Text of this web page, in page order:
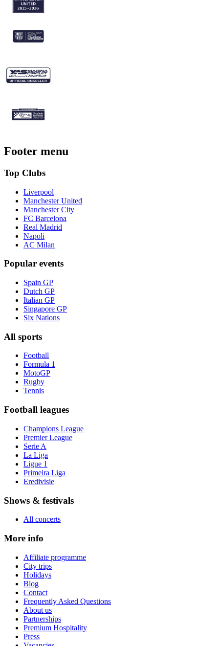
Footer menu
Top Clubs
Liverpool
Manchester United
Manchester City
FC Barcelona
Real Madrid
Napoli
AC Milan
Popular events
Spain GP
Dutch GP
Italian GP
Singapore GP
Six Nations
All sports
Football
Formula 1
MotoGP
Rugby
Tennis
Football leagues
Champions League
Premier League
Serie A
La Liga
Ligue 1
Primeira Liga
Eredivisie
Shows & festivals
All concerts
More info
Affiliate programme
City trips
Holidays
Blog
Contact
Frequently Asked Questions
About us
Partnerships
Premium Hospitality
Press